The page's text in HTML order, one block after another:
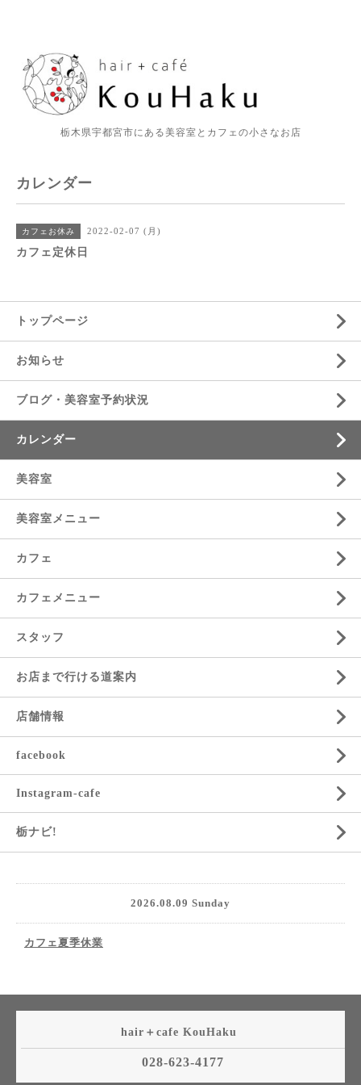
栃木県宇都宮市にある美容室とカフェの小さなお店
カレンダー
カフェお休み 2022-02-07 (月)
カフェ定休日
トップページ
お知らせ
ブログ・美容室予約状況
カレンダー
美容室
美容室メニュー
カフェ
カフェメニュー
スタッフ
お店まで行ける道案内
店舗情報
facebook
Instagram-cafe
栃ナビ!
2026.08.09 Sunday
カフェ夏季休業
hair＋cafe KouHaku
028-623-4177